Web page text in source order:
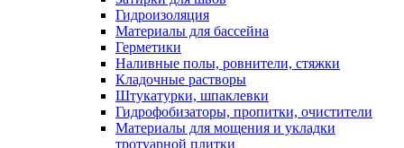
Гидроизоляция
Материалы для бассейна
Герметики
Наливные полы, ровнители, стяжки
Кладочные растворы
Штукатурки, шпаклевки
Гидрофобизаторы, пропитки, очистители
Материалы для мощения и укладки
тротуарной плитки